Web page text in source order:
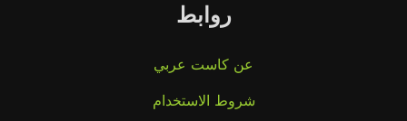
روابط
عن كاست عربي
شروط الاستخدام